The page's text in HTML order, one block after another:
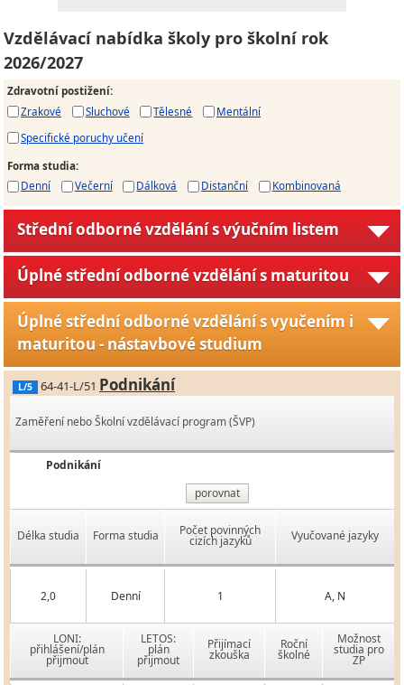
Vzdělávací nabídka školy pro školní rok
2026/2027
Zdravotní postižení:
Zrakové
Sluchové Tělesné
Mentální
Specifické poruchy učení
Forma studia:
Denní
Večerní Dálková Distanční Kombinovaná
Střední odborné vzdělání s výučním listem
Úplné střední odborné vzdělání s maturitou
Úplné střední odborné vzdělání s vyučením i
maturitou - nástavbové studium
L/5 64-41-L/51 Podnikání
Zaměření nebo Školní vzdělávací program (ŠVP)
Podnikání
porovnat
Délka studia Forma studia Počet povinných
cizích jazyků Vyučované jazyky
2,0 Denní 1 A, N
LONI:
přihlášení/plán
přijmout
LETOS:
plán
přijmout
Přijímací
zkouška
Roční
školné
Možnost
studia pro
ZP